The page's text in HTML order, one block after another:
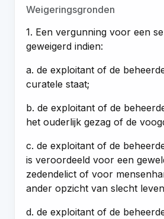
Weigeringsgronden
1. Een vergunning voor een
geweigerd indien:
a. de exploitant of de
curatele staat;
b. de exploitant of de
het ouderlijk gezag of de
c. de exploitant of de
is veroordeeld voor een
zedendelict of voor
ander opzicht van slecht
d. de exploitant of de